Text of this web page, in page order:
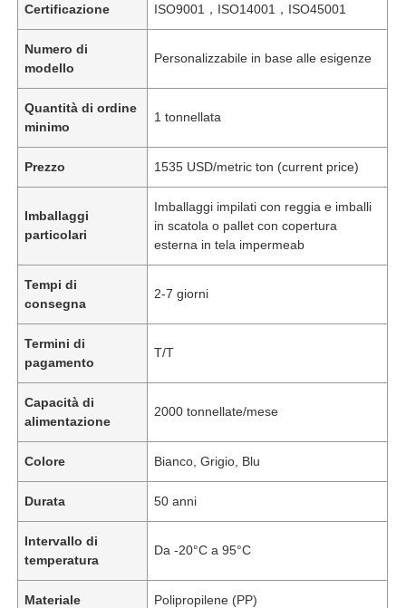
Certificazione ISO9001，ISO14001，ISO45001
Numero di
modello
Personalizzabile in base alle esigenze
Quantità di ordine
minimo
1 tonnellata
Prezzo 1535 USD/metric ton (current price)
Imballaggi
particolari
Imballaggi impilati con reggia e imballi
in scatola o pallet con copertura
esterna in tela impermeab
Tempi di
consegna
2-7 giorni
Termini di
pagamento
T/T
Capacità di
alimentazione
2000 tonnellate/mese
Colore Bianco, Grigio, Blu
Durata 50 anni
Intervallo di
temperatura
Da -20°C a 95°C
Materiale Polipropilene (PP)